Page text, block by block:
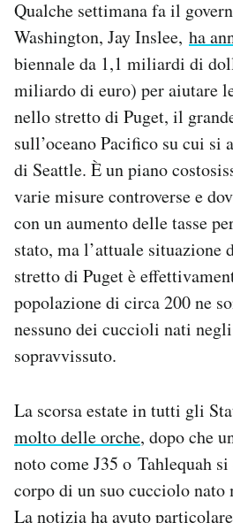
AREA PERSONALE
Area Personale
Newsletter
Notifiche mobile
Regala il Post
Qualche settimana fa il
Washington, Jay Inslee, ha
biennale da 1,1 miliardi di
miliardo di euro) per aiutare
nello stretto di Puget, il
sull’oceano Pacifico su cui si
di Seattle. È un piano
varie misure controverse e
con un aumento delle tasse
stato, ma l’attuale situazione
stretto di Puget è
popolazione di circa 200 ne
nessuno dei cuccioli nati
sopravvissuto.
La scorsa estate in tutti gli
molto delle orche, dopo che
noto come J35 o Tahlequah
corpo di un suo cucciolo
La notizia ha avuto